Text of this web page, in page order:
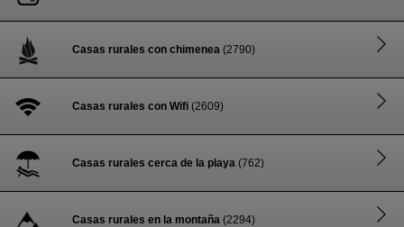
Casas rurales con chimenea (2790)
Casas rurales con Wifi (2609)
Casas rurales cerca de la playa (762)
Casas rurales en la montaña (2294)